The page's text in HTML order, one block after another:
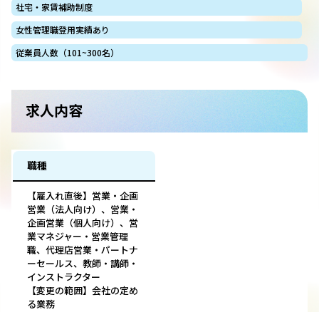
社宅・家賃補助制度
女性管理職登用実績あり
従業員人数（101~300名）
求人内容
職種
【雇入れ直後】営業・企画
営業（法人向け）、営業・
企画営業（個人向け）、営
業マネジャー・営業管理
職、代理店営業・パートナ
ーセールス、教師・講師・
インストラクター
【変更の範囲】会社の定め
る業務